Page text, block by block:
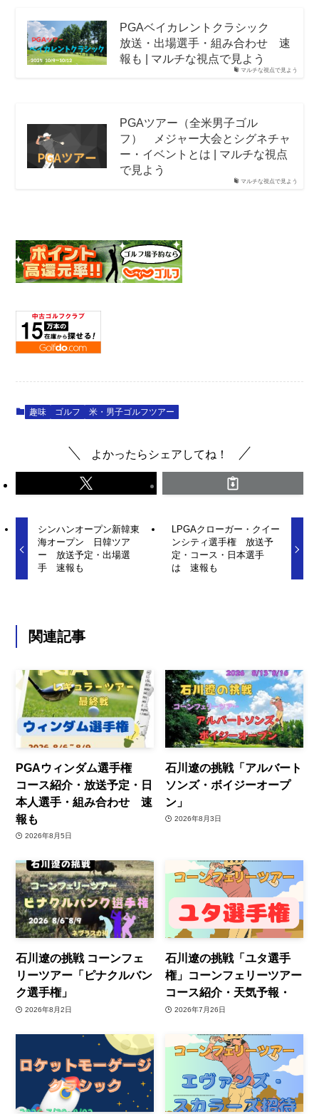
マルチな視点で見よう
PGAベイカレントクラシック
放送・出場選手・組み合わせ 速
報も | マルチな視点で見よう
マルチな視点で見よう
PGAツアー（全米男子ゴル
フ） メジャー大会とシグネチャ
ー・イベントとは | マルチな視点
で見よう
趣味 ゴルフ 米・男子ゴルフツアー
よかったらシェアしてね！
シンハンオープン新韓東
海オープン 日韓ツア
ー 放送予定・出場選
手 速報も
LPGAクローガー・クイー
ンシティ選手権 放送予
定・コース・日本選手
は 速報も
関連記事
PGAウィンダム選手権
コース紹介・放送予定・日
本人選手・組み合わせ 速
報も
2026年8月5日
石川遼の挑戦「アルバート
ソンズ・ボイジーオープ
ン」
2026年8月3日
石川遼の挑戦 コーンフェ
リーツアー「ピナクルバン
ク選手権」
2026年8月2日
石川遼の挑戦「ユタ選手
権」コーンフェリーツアー
コース紹介・天気予報・
2026年7月26日